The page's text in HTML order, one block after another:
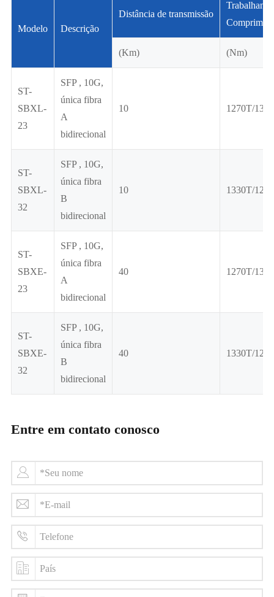
Modelo Descrição
Distância de transmissão
Trabalhando
(Km) (Nm)
ST-
SBXL-
23
SFP , 10G,
única fibra
A
bidirecional
10 1270T/
ST-
SBXL-
32
SFP , 10G,
única fibra
B
bidirecional
10 1330T/
ST-
SBXE-
23
SFP , 10G,
única fibra
A
bidirecional
40 1270T/
ST-
SBXE-
32
SFP , 10G,
única fibra
B
bidirecional
40 1330T/
Entre em contato conosco